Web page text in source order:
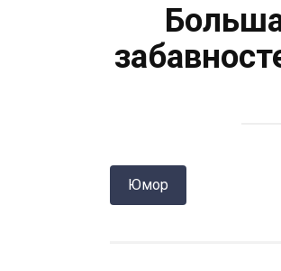
Юмор